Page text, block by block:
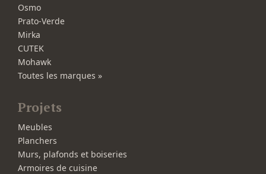
Osmo
Prato-Verde
Mirka
CUTEK
Mohawk
Toutes les marques »
Projets
Meubles
Planchers
Murs, plafonds et boiseries
Armoires de cuisine